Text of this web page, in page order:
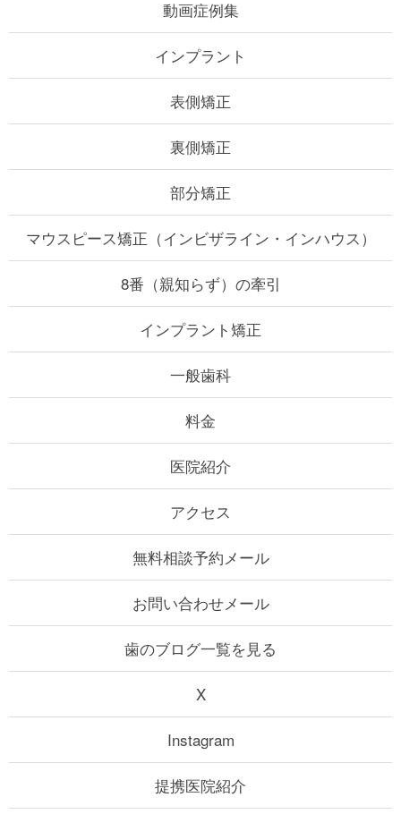
動画症例集
インプラント
表側矯正
裏側矯正
部分矯正
マウスピース矯正 （インビザライン・インハウス）
8番（親知らず）の牽引
インプラント矯正
一般歯科
料金
医院紹介
アクセス
無料相談予約メール
お問い合わせメール
歯のブログ一覧を見る
X
Instagram
提携医院紹介